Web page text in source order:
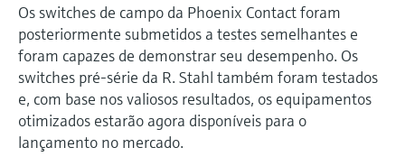
Os switches de campo da Phoenix Contact foram
posteriormente submetidos a testes semelhantes e
foram capazes de demonstrar seu desempenho. Os
switches pré-série da R. Stahl também foram testados
e, com base nos valiosos resultados, os equipamentos
otimizados estarão agora disponíveis para o
lançamento no mercado.